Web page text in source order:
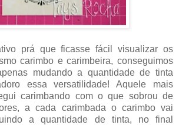
prá que ficasse fácil visualizar os
carimbo e carimbeira, conseguimos
mudando a quantidade de tinta
essa versatilidade! Aquele mais
carimbando com o que sobrou de
a cada carimbada o carimbo vai
a quantidade de tinta, no final